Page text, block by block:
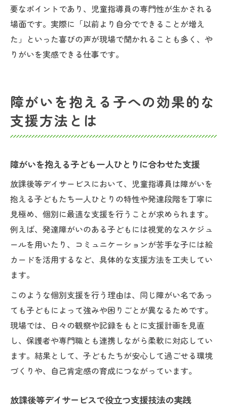
要なポイントであり、児童指導員の専門性が生かされる
場面です。実際に「以前より自分でできることが増え
た」といった喜びの声が現場で聞かれることも多く、や
りがいを実感できる仕事です。
障がいを抱える子への効果的な
支援方法とは
障がいを抱える子ども一人ひとりに合わせた支援
放課後等デイサービスにおいて、児童指導員は障がいを
抱える子どもたち一人ひとりの特性や発達段階を丁寧に
見極め、個別に最適な支援を行うことが求められます。
例えば、発達障がいのある子どもには視覚的なスケジュ
ールを用いたり、コミュニケーションが苦手な子には絵
カードを活用するなど、具体的な支援方法を工夫してい
ます。
このような個別支援を行う理由は、同じ障がい名であっ
ても子どもによって強みや困りごとが異なるためです。
現場では、日々の観察や記録をもとに支援計画を見直
し、保護者や専門職とも連携しながら柔軟に対応してい
ます。結果として、子どもたちが安心して過ごせる環境
づくりや、自己肯定感の育成につながっています。
放課後等デイサービスで役立つ支援技法の実践